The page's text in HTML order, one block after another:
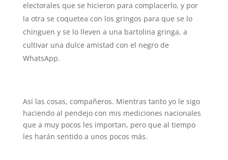
electorales que se hicieron para complacerlo, y por
la otra se coquetea con los gringos para que se lo
chinguen y se lo lleven a una bartolina gringa, a
cultivar una dulce amistad con el negro de
WhatsApp.
Así las cosas, compañeros. Mientras tanto yo le sigo
haciendo al pendejo con mis mediciones nacionales
que a muy pocos les importan, pero que al tiempo
les harán sentido a unos pocos más.